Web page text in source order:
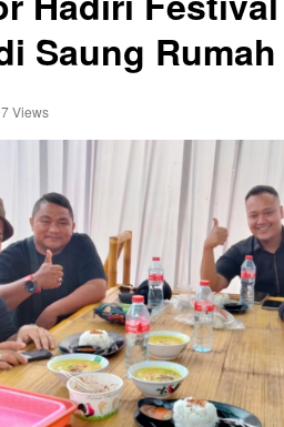
Saung
Views